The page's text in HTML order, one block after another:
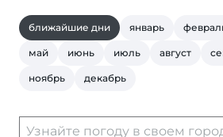
ближайшие дни январь
май июнь июль август
ноябрь декабрь